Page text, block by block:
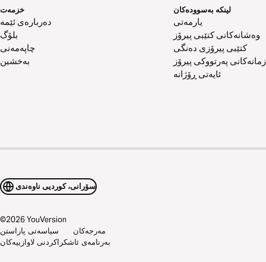
خزمەت
دەربارەی ئێمە
بلۆگ
چاپەمەنی
بەخشین
لینکە بەسوودەکان
یارمەتی
وەشانەکانی کتێبی پیرۆز
کتێبی پیرۆزی دەنگی
زمانەکانی پەرتووکی پیرۆز
ئایەتی ڕۆژانە
سۆرانی، کوردیی ناوەندی
©2026YouVersion
سیاسەتی پاراستن
مەرجەکان
بەرنامەی ئاشکراکردنی لاوازییەکان